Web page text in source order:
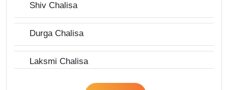
Shiv Chalisa
Durga Chalisa
Laksmi Chalisa